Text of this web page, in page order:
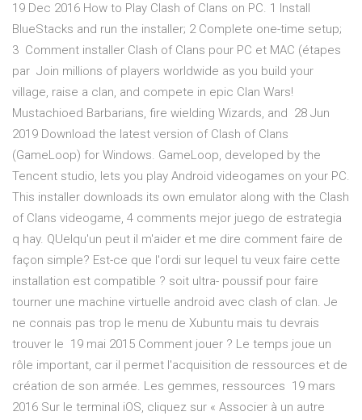
19 Dec 2016 How to Play Clash of Clans on PC. 1 Install
BlueStacks and run the installer; 2 Complete one-time setup;
3 Comment installer Clash of Clans pour PC et MAC (étapes
par Join millions of players worldwide as you build your
village, raise a clan, and compete in epic Clan Wars!
Mustachioed Barbarians, fire wielding Wizards, and 28 Jun
2019 Download the latest version of Clash of Clans
(GameLoop) for Windows. GameLoop, developed by the
Tencent studio, lets you play Android videogames on your PC.
This installer downloads its own emulator along with the Clash
of Clans videogame, 4 comments mejor juego de estrategia
q hay. QUelqu'un peut il m'aider et me dire comment faire de
façon simple? Est-ce que l'ordi sur lequel tu veux faire cette
installation est compatible ? soit ultra- poussif pour faire
tourner une machine virtuelle android avec clash of clan. Je
ne connais pas trop le menu de Xubuntu mais tu devrais
trouver le 19 mai 2015 Comment jouer ? Le temps joue un
rôle important, car il permet l'acquisition de ressources et de
création de son armée. Les gemmes, ressources 19 mars
2016 Sur le terminal iOS, cliquez sur « Associer à un autre